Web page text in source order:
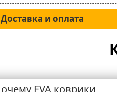
Доставка и оплата